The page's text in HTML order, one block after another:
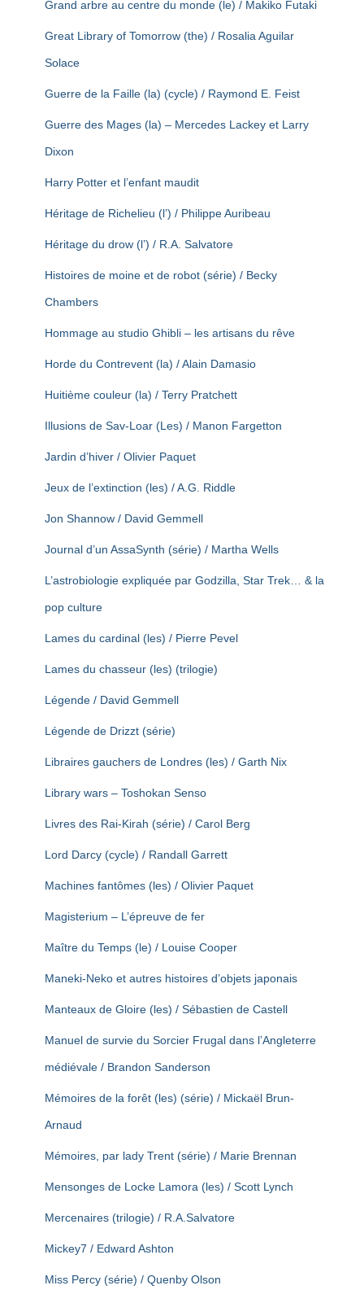
Grand arbre au centre du monde (le) / Makiko Futaki
Great Library of Tomorrow (the) / Rosalia Aguilar
Solace
Guerre de la Faille (la) (cycle) / Raymond E. Feist
Guerre des Mages (la) – Mercedes Lackey et Larry
Dixon
Harry Potter et l’enfant maudit
Héritage de Richelieu (l’) / Philippe Auribeau
Héritage du drow (l’) / R.A. Salvatore
Histoires de moine et de robot (série) / Becky
Chambers
Hommage au studio Ghibli – les artisans du rêve
Horde du Contrevent (la) / Alain Damasio
Huitième couleur (la) / Terry Pratchett
Illusions de Sav-Loar (Les) / Manon Fargetton
Jardin d’hiver / Olivier Paquet
Jeux de l’extinction (les) / A.G. Riddle
Jon Shannow / David Gemmell
Journal d’un AssaSynth (série) / Martha Wells
L’astrobiologie expliquée par Godzilla, Star Trek… & la
pop culture
Lames du cardinal (les) / Pierre Pevel
Lames du chasseur (les) (trilogie)
Légende / David Gemmell
Légende de Drizzt (série)
Libraires gauchers de Londres (les) / Garth Nix
Library wars – Toshokan Senso
Livres des Rai-Kirah (série) / Carol Berg
Lord Darcy (cycle) / Randall Garrett
Machines fantômes (les) / Olivier Paquet
Magisterium – L’épreuve de fer
Maître du Temps (le) / Louise Cooper
Maneki-Neko et autres histoires d’objets japonais
Manteaux de Gloire (les) / Sébastien de Castell
Manuel de survie du Sorcier Frugal dans l’Angleterre
médiévale / Brandon Sanderson
Mémoires de la forêt (les) (série) / Mickaël Brun-
Arnaud
Mémoires, par lady Trent (série) / Marie Brennan
Mensonges de Locke Lamora (les) / Scott Lynch
Mercenaires (trilogie) / R.A.Salvatore
Mickey7 / Edward Ashton
Miss Percy (série) / Quenby Olson